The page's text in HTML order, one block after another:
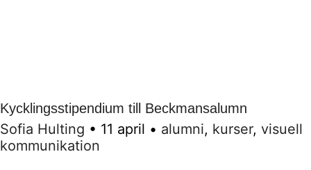
Kycklingsstipendium till Beckmansalumn
Sofia Hulting • 11 april • alumni, kurser, visuell
kommunikation